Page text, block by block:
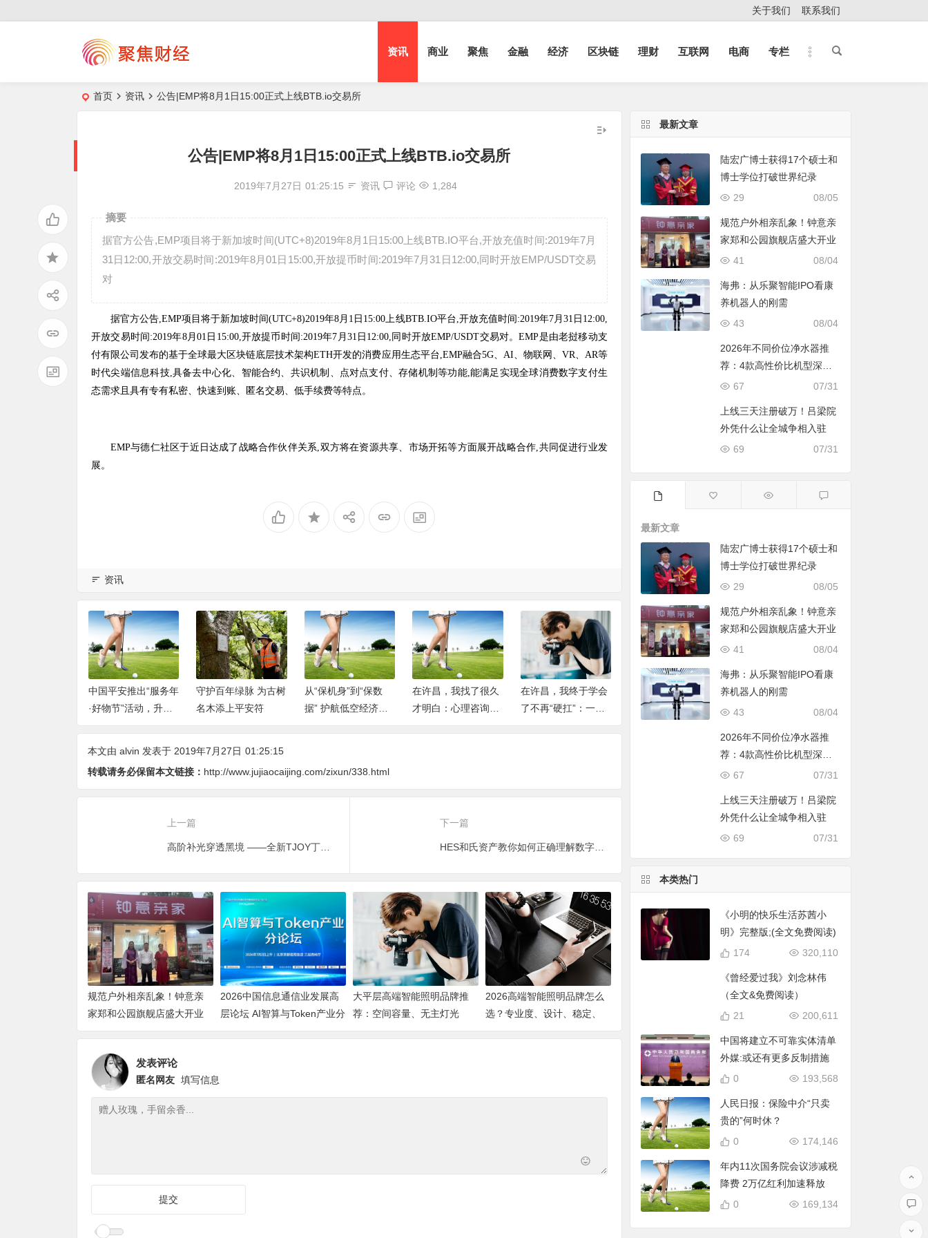
关于我们 联系我们
资讯 商业 聚焦 金融 经济 区块链 理财 互联网 电商 专栏
首页 资讯 公告|EMP将8月1日15:00正式上线BTB.io交易所
公告|EMP将8月1日15:00正式上线BTB.io交易所
2019年7月27日 01:25:15 资讯 评论 1,284
摘要
据官方公告,EMP项目将于新加坡时间(UTC+8)2019年8月1日15:00上线BTB.IO平台,开放充值时间:2019年7月
31日12:00,开放交易时间:2019年8月01日15:00,开放提币时间:2019年7月31日12:00,同时开放EMP/USDT交易
对
据官方公告,EMP项目将于新加坡时间(UTC+8)2019年8月1日15:00上线BTB.IO平台,开放充值时间:2019年7月31日12:00,
开放交易时间:2019年8月01日15:00,开放提币时间:2019年7月31日12:00,同时开放EMP/USDT交易对。EMP是由老挝移动支
付有限公司发布的基于全球最大区块链底层技术架构ETH开发的消费应用生态平台,EMP融合5G、AI、物联网、VR、AR等
时代尖端信息科技,具备去中心化、智能合约、共识机制、点对点支付、存储机制等功能,能满足实现全球消费数字支付生
态需求且具有专有私密、快速到账、匿名交易、低手续费等特点。
EMP与德仁社区于近日达成了战略合作伙伴关系,双方将在资源共享、市场开拓等方面展开战略合作,共同促进行业发
展。
资讯
中国平安推出“服务年
·好物节”活动，升级
“萌宠服务”综合金融
守护百年绿脉 为古树
名木添上平安符
从“保机身”到“保数
据” 护航低空经济产
业生态
在许昌，我找了很久
才明白：心理咨询不
是“看病”，而是一次
在许昌，我终于学会
了不再“硬扛”：一个
普通妈妈的成长自白
规范户外相亲乱象！
钟意亲家郑和公园旗
2026中国信息通信业
发展高层论坛 AI智算
顺利举办
本文由 alvin 发表于 2019年7月27日 01:25:15
转载请务必保留本文链接： http://www.jujiaocaijing.com/zixun/338.html
上一篇 下一篇
HES和氏资产教你如何正确理解数字资产
规范户外相亲乱象！钟意亲
家郑和公园旗舰店盛大开业
2026中国信息通信业发展高
层论坛 AI智算与Token产业分
论坛顺利举办
大平层高端智能照明品牌推
荐：空间容量、无主灯光
质、全屋定制、长期售后四
2026高端智能照明品牌怎么
选？专业度、设计、稳定、
服务四大维度深度盘点
发表评论
匿名网友 填写信息
最新文章
陆宏广博士获得17个硕士和
博士学位打破世界纪录
08/05
29
规范户外相亲乱象！钟意亲
家郑和公园旗舰店盛大开业
08/04
41
海弗：从乐聚智能IPO看康
养机器人的刚需
08/04
43
2026年不同价位净水器推
荐：4款高性价比机型深度
对比，照着买不踩坑
07/31
67
上线三天注册破万！吕梁院
外凭什么让全城争相入驻
07/31
69
最新文章
陆宏广博士获得17个硕士和
博士学位打破世界纪录
08/05
29
规范户外相亲乱象！钟意亲
家郑和公园旗舰店盛大开业
08/04
41
海弗：从乐聚智能IPO看康
养机器人的刚需
08/04
43
2026年不同价位净水器推
荐：4款高性价比机型深度
对比，照着买不踩坑
07/31
67
上线三天注册破万！吕梁院
外凭什么让全城争相入驻
07/31
69
本类热门
《小明的快乐生活苏茜小
明》完整版;(全文免费阅读)
320,110
174
《曾经爱过我》刘念林伟
（全文&免费阅读）
200,611
21
中国将建立不可靠实体清单
外媒:或还有更多反制措施
193,568
0
人民日报：保险中介“只卖
贵的”何时休？
174,146
0
年内11次国务院会议涉减税
降费 2万亿红利加速释放
169,134
0